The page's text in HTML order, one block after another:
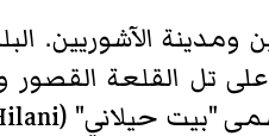
وبني على تل القلعة